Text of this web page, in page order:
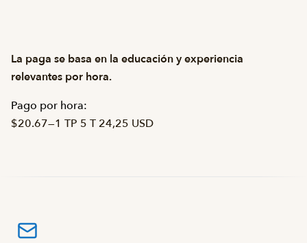
La paga se basa en la educación y experiencia
relevantes por hora.
Pago por hora:
$20.67—1 TP 5 T 24,25 USD